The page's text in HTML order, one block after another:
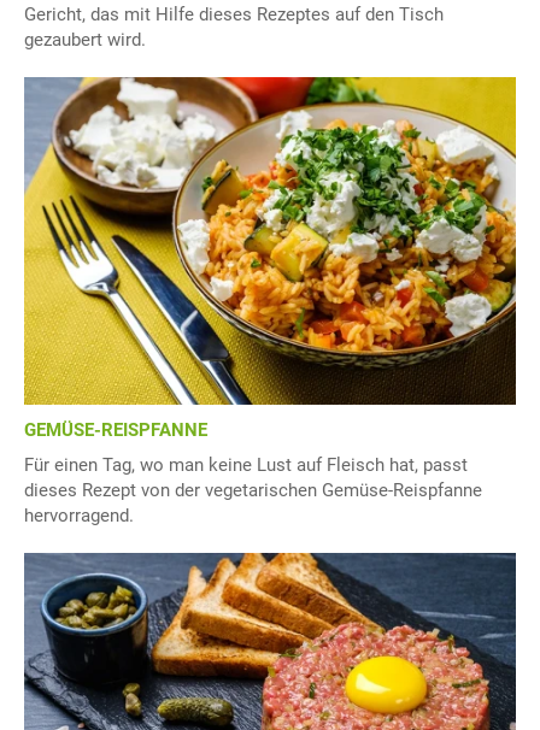
Gericht, das mit Hilfe dieses Rezeptes auf den Tisch
gezaubert wird.
GEMÜSE-REISPFANNE
Für einen Tag, wo man keine Lust auf Fleisch hat, passt
dieses Rezept von der vegetarischen Gemüse-Reispfanne
hervorragend.